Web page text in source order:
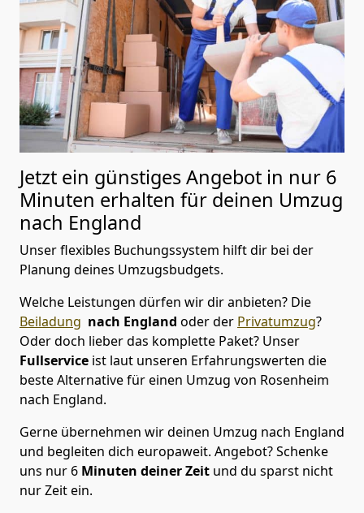
Jetzt ein günstiges Angebot in nur 6
Minuten erhalten für deinen Umzug
nach England
Unser flexibles Buchungssystem hilft dir bei der
Planung deines Umzugsbudgets.
Welche Leistungen dürfen wir dir anbieten? Die
Beiladung nach England oder der Privatumzug?
Oder doch lieber das komplette Paket? Unser
Fullservice ist laut unseren Erfahrungswerten die
beste Alternative für einen Umzug von Rosenheim
nach England.
Gerne übernehmen wir deinen Umzug nach England
und begleiten dich europaweit. Angebot? Schenke
uns nur 6 Minuten deiner Zeit und du sparst nicht
nur Zeit ein.